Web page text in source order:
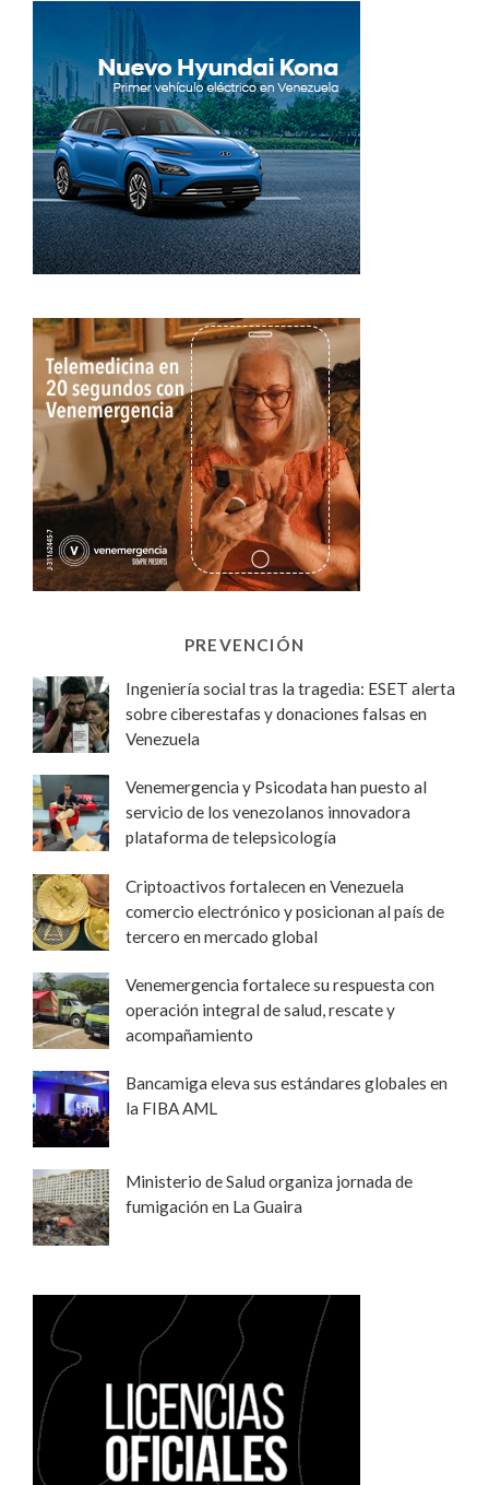
PREVENCIÓN
Ingeniería social tras la tragedia: ESET alerta
sobre ciberestafas y donaciones falsas en
Venezuela
Venemergencia y Psicodata han puesto al
servicio de los venezolanos innovadora
plataforma de telepsicología
Criptoactivos fortalecen en Venezuela
comercio electrónico y posicionan al país de
tercero en mercado global
Venemergencia fortalece su respuesta con
operación integral de salud, rescate y
acompañamiento
Bancamiga eleva sus estándares globales en
la FIBA AML
Ministerio de Salud organiza jornada de
fumigación en La Guaira